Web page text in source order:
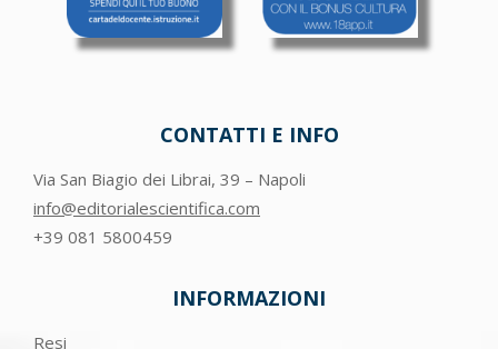
CONTATTI E INFO
Via San Biagio dei Librai, 39 – Napoli
info@editorialescientifica.com
+39 081 5800459
INFORMAZIONI
Resi